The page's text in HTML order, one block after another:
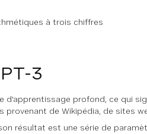
à trois chiffres
3
d'apprentissage profond, ce qui
provenant de Wikipédia, de sites
résultat est une série de